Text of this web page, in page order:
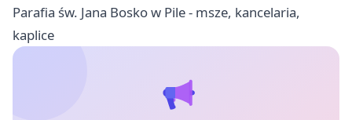
Parafia św. Jana Bosko w Pile - msze, kancelaria,
kaplice